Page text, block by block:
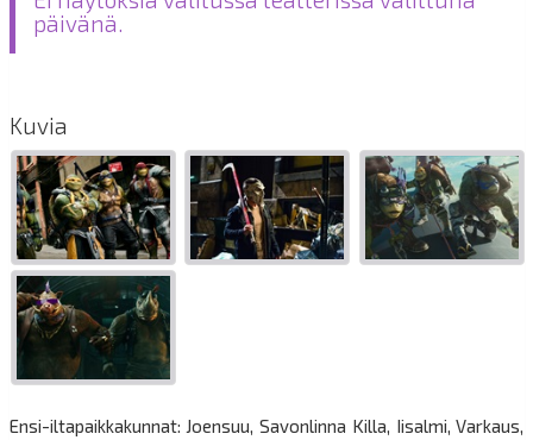
päivänä.
Kuvia
Ensi-iltapaikkakunnat: Joensuu, Savonlinna Killa, Iisalmi, Varkaus,